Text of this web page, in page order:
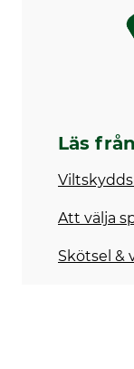
Läs
Att välja
Skötsel &